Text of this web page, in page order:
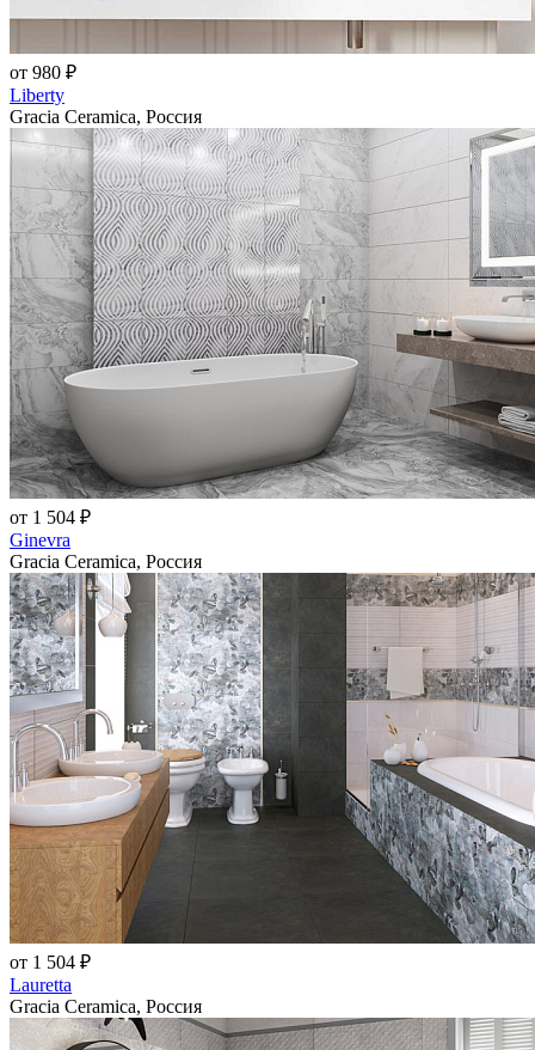
от 980 ₽
Liberty
Gracia Ceramica, Россия
от 1 504 ₽
Ginevra
Gracia Ceramica, Россия
от 1 504 ₽
Lauretta
Gracia Ceramica, Россия